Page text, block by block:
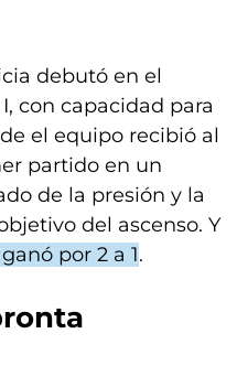
debutó en el
con capacidad para
el equipo recibió al
partido en un
de la presión y la
del ascenso. Y
por 2 a 1.